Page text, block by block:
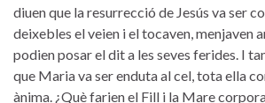
diuen que la resurrecció de Jesús va ser
deixebles el veien i el tocaven, menjaven
podien posar el dit a les seves ferides. I
que Maria va ser enduta al cel, tota ella
ànima. ¿Què farien el Fill i la Mare